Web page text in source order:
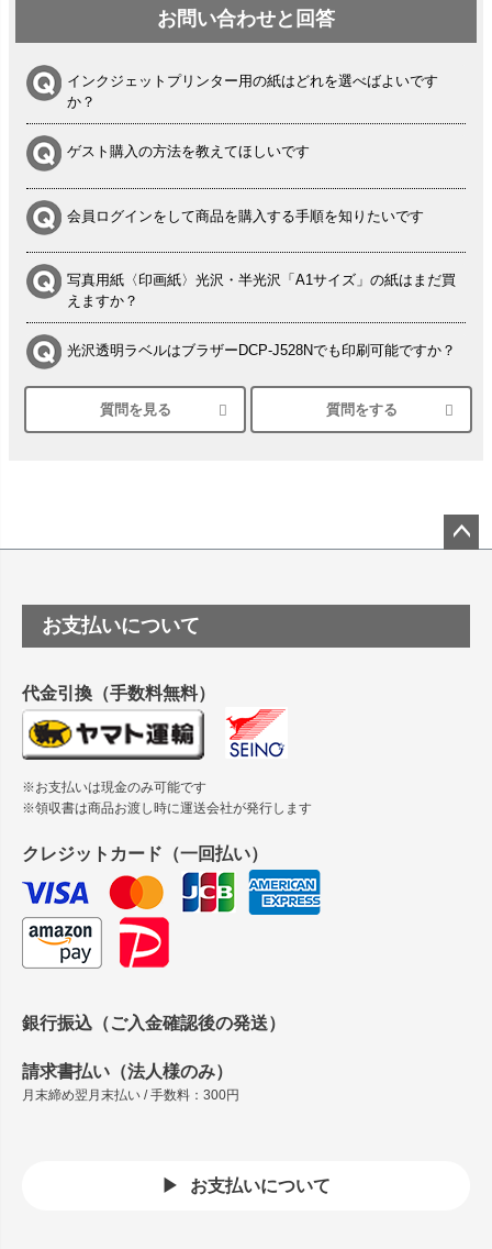
お問い合わせと回答
インクジェットプリンター用の紙はどれを選べばよいです
か？
ゲスト購入の方法を教えてほしいです
会員ログインをして商品を購入する手順を知りたいです
写真用紙〈印画紙〉光沢・半光沢「A1サイズ」の紙はまだ買
えますか？
光沢透明ラベルはブラザーDCP-J528Nでも印刷可能ですか？
シルバーペーパーにEPSON EP-30VAで印刷するときの設定
は？
塩ビのロール紙で離型紙が透明の商品はありますか
つや消し半透明ラベルのロールタイプはありますか？
縦420mm×横650mmの包装紙に適した紙はありますか？
質問を見る 質問をする
ップ
お支払いについて
代金引換（手数料無料）
※お支払いは現金のみ可能です
※領収書は商品お渡し時に運送会社が発行します
クレジットカード（一回払い）
銀行振込（ご入金確認後の発送）
請求書払い（法人様のみ）
月末締め翌月末払い / 手数料：300円
お支払いについて